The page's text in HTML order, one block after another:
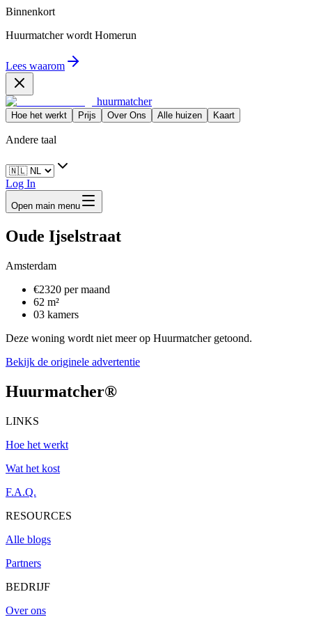
Binnenkort
Huurmatcher wordt Homerun
Lees waarom
huurmatcher
Hoe het werkt Prijs Over Ons Alle huizen Kaart
Andere taal
Log In
Open main menu
Oude Ijselstraat
Amsterdam
€2320 per maand
62 m²
03 kamers
Deze woning wordt niet meer op Huurmatcher getoond.
Bekijk de originele advertentie
Huurmatcher®
LINKS
Hoe het werkt
Wat het kost
F.A.Q.
RESOURCES
Alle blogs
Partners
BEDRIJF
Over ons